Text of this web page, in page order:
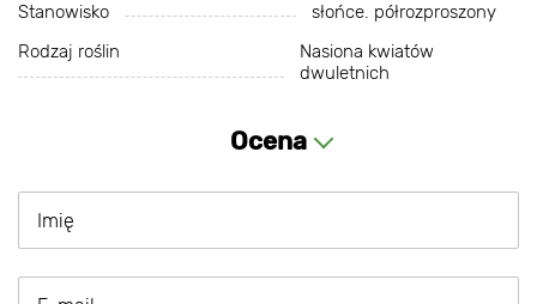
Stanowisko
słońce. półrozproszony
Rodzaj roślin
Nasiona kwiatów
dwuletnich
Ocena